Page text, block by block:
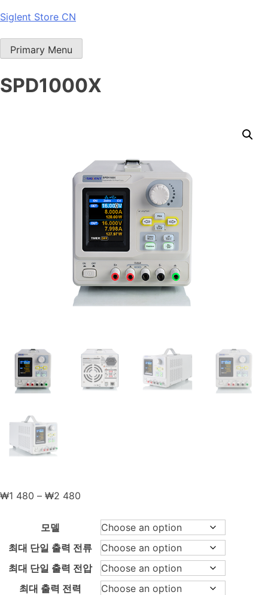
Skip
content
Siglent Store CN
Primary Menu
SPD1000X
₩1 480 – ₩2 480
through
₩2
모델
최대 단일 출력 전류
최대 단일 출력 전압
최대 출력 전력